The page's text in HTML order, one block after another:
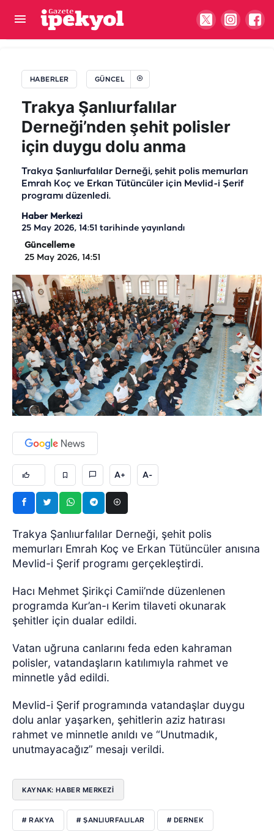
HABERLER GÜNCEL
Trakya Şanlıurfalılar
Derneği’nden şehit polisler
için duygu dolu anma
Trakya Şanlıurfalılar Derneği, şehit polis memurları
Emrah Koç ve Erkan Tütüncüler için Mevlid-i Şerif
programı düzenledi.
Haber Merkezi
25 May 2026, 14:51 tarihinde yayınlandı
Güncelleme
25 May 2026, 14:51
A+ A-
Trakya Şanlıurfalılar Derneği, şehit polis
memurları Emrah Koç ve Erkan Tütüncüler anısına
Mevlid-i Şerif programı gerçekleştirdi.
Hacı Mehmet Şirikçi Camii’nde düzenlenen
programda Kur’an-ı Kerim tilaveti okunarak
şehitler için dualar edildi.
Vatan uğruna canlarını feda eden kahraman
polisler, vatandaşların katılımıyla rahmet ve
minnetle yâd edildi.
Mevlid-i Şerif programında vatandaşlar duygu
dolu anlar yaşarken, şehitlerin aziz hatırası
rahmet ve minnetle anıldı ve “Unutmadık,
unutmayacağız” mesajı verildi.
KAYNAK: HABER MERKEZI
# RAKYA # ŞANLIURFALILAR # DERNEK
Şanlıurfa’da Kur’an kursu öğrencilerine